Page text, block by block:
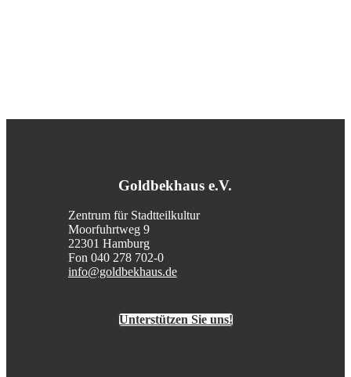
Goldbekhaus e.V.
Zentrum für Stadtteilkultur
Moorfuhrtweg 9
22301 Hamburg
Fon 040 278 702-0
info@goldbekhaus.de
Unterstützen Sie uns!